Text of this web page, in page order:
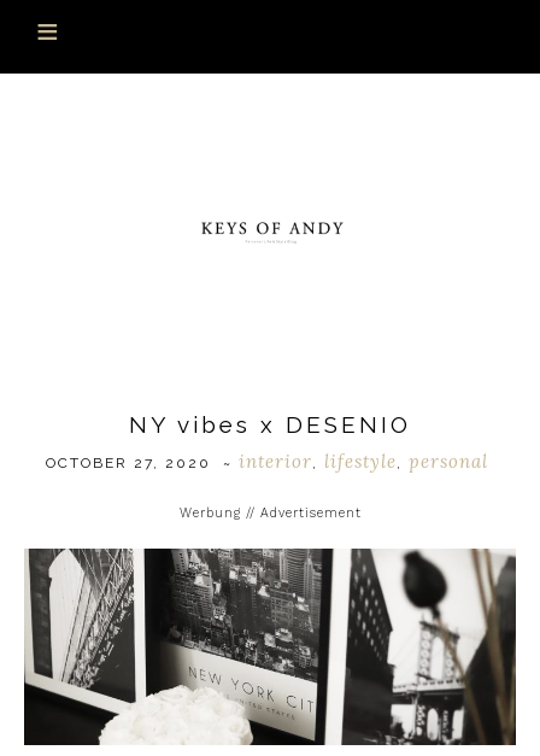
NY vibes x DESENIO
OCTOBER 27, 2020 ~ interior lifestyle personal
Werbung // Advertisement